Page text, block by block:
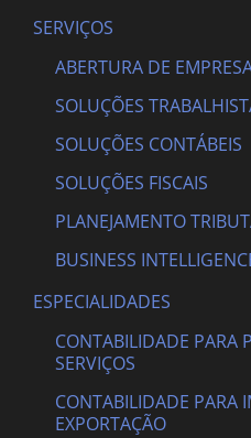
SERVIÇOS
ABERTURA DE
SOLUÇÕES
SOLUÇÕES CONTÁBEIS
SOLUÇÕES FISCAIS
PLANEJAMENTO
BUSINESS
ESPECIALIDADES
CONTABILIDADE PARA
SERVIÇOS
CONTABILIDADE PARA
EXPORTAÇÃO